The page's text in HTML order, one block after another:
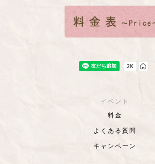
イベント
料金
よくある質問
キャンペーン